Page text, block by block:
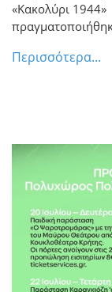
«Κακολύρι 1944»
Περισσότερα...